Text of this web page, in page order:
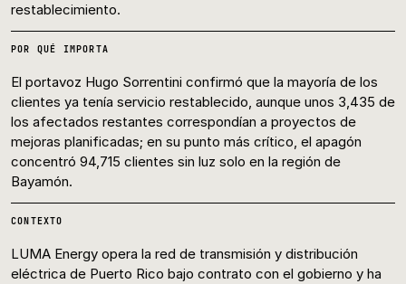
restablecimiento.
POR QUÉ IMPORTA
El portavoz Hugo Sorrentini confirmó que la mayoría de los
clientes ya tenía servicio restablecido, aunque unos 3,435 de
los afectados restantes correspondían a proyectos de
mejoras planificadas; en su punto más crítico, el apagón
concentró 94,715 clientes sin luz solo en la región de
Bayamón.
CONTEXTO
LUMA Energy opera la red de transmisión y distribución
eléctrica de Puerto Rico bajo contrato con el gobierno y ha